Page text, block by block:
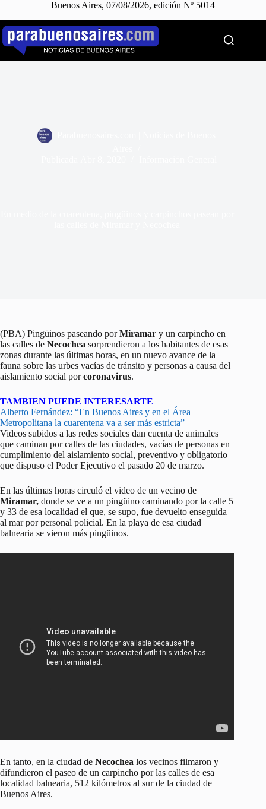
Buenos Aires, 07/08/2026, edición Nº 5014
Saltar
contenido
(PBA) Pingüinos paseando porMiramar y un carpincho en
las calles de Necochea sorprendieron a los habitantes de esas
zonas durante las últimas horas, en un nuevo avance de la
fauna sobre las urbes vacías de tránsito y personas a causa del
aislamiento social porcoronavirus.
TAMBIEN PUEDE INTERESARTE
Alberto Fernández: “En Buenos Aires y en el Área
Metropolitana la cuarentena va a ser más estricta”
Videos subidos a las redes sociales dan cuenta de animales
que caminan por calles de las ciudades, vacías de personas en
cumplimiento del aislamiento social, preventivo y obligatorio
que dispuso el Poder Ejecutivo el pasado 20 de marzo.
En las últimas horas circuló el video de un vecino de
Miramar, donde se ve a un pingüino caminando por la calle 5
y 33 de esa localidad el que, se supo, fue devuelto enseguida
al mar por personal policial. En la playa de esa ciudad
balnearia se vieron más pingüinos.
En tanto, en la ciudad de Necochea los vecinos filmaron y
difundieron el paseo de un carpincho por las calles de esa
localidad balnearia, 512 kilómetros al sur de la ciudad de
Buenos Aires.